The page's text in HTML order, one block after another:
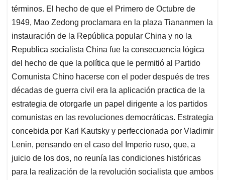
términos. El hecho de que el Primero de Octubre de
1949, Mao Zedong proclamara en la plaza Tiananmen la
instauración de la República popular China y no la
Republica socialista China fue la consecuencia lógica
del hecho de que la política que le permitió al Partido
Comunista Chino hacerse con el poder después de tres
décadas de guerra civil era la aplicación practica de la
estrategia de otorgarle un papel dirigente a los partidos
comunistas en las revoluciones democráticas. Estrategia
concebida por Karl Kautsky y perfeccionada por Vladimir
Lenin, pensando en el caso del Imperio ruso, que, a
juicio de los dos, no reunía las condiciones históricas
para la realización de la revolución socialista que ambos